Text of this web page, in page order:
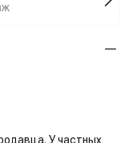
У частных